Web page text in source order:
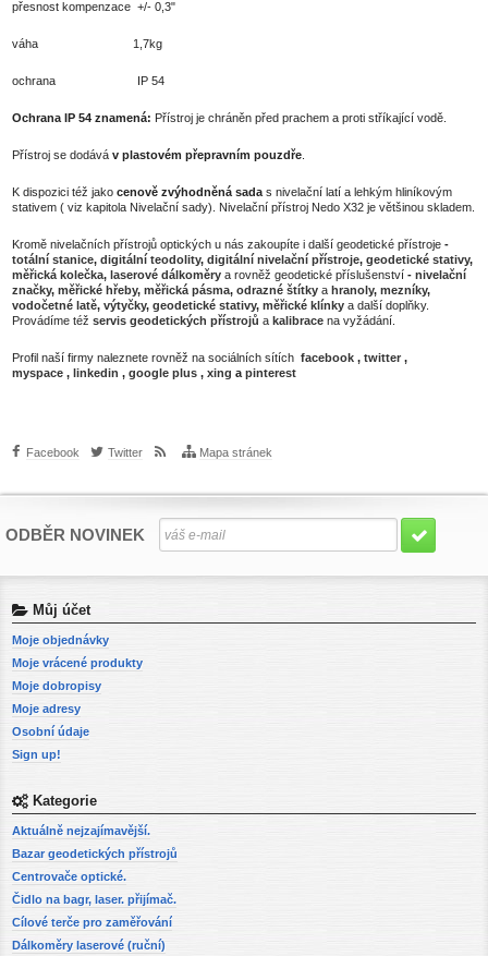
přesnost kompenzace +/- 0,3"
váha 1,7kg
ochrana IP 54
Ochrana IP 54 znamená: Přístroj je chráněn před prachem a proti stříkající vodě.
Přístroj se dodává v plastovém přepravním pouzdře.
K dispozici též jako cenově zvýhodněná sada s nivelační latí a lehkým hliníkovým
stativem ( viz kapitola Nivelační sady). Nivelační přístroj Nedo X32 je většinou skladem.
Kromě nivelačních přístrojů optických u nás zakoupíte i další geodetické přístroje-
totální stanice, digitální teodolity, digitální nivelační přístroje, geodetické stativy,
měřická kolečka, laserové dálkoměry a rovněž geodetické příslušenství - nivelační
značky, měřické hřeby, měřická pásma, odrazné štítky a hranoly, mezníky,
vodočetné latě, výtyčky, geodetické stativy, měřické klínky a další doplňky.
Provádíme též servis geodetických přístrojů a kalibrace na vyžádání.
Profil naší firmy naleznete rovněž na sociálních sítích facebook, twitter,
myspace, linkedin , google plus , xing a pinterest
Facebook Twitter Mapa stránek
ODBĚR NOVINEK
Můj účet
Moje objednávky
Moje vrácené produkty
Moje dobropisy
Moje adresy
Osobní údaje
Sign up!
Kategorie
Aktuálně nejzajímavější.
Bazar geodetických přístrojů
Centrovače optické.
Čidlo na bagr, laser. přijímač.
Cílové terče pro zaměřování
Dálkoměry laserové (ruční)